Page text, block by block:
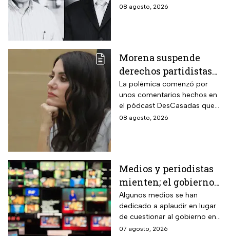
08 agosto, 2026
Morena suspende
derechos partidistas
de Nayeli Salvatori y
Graciela Palomares
por insulto a adultos
mayores
La polémica comenzó por
unos comentarios hechos en
el pódcast DesCasadas que
se volvieron virales en redes
08 agosto, 2026
Medios y periodistas
mienten; el gobierno
controla la narrativa a
través de paleros
Algunos medios se han
dedicado a aplaudir en lugar
de cuestionar al gobierno en
medio de los nuevos
07 agosto, 2026